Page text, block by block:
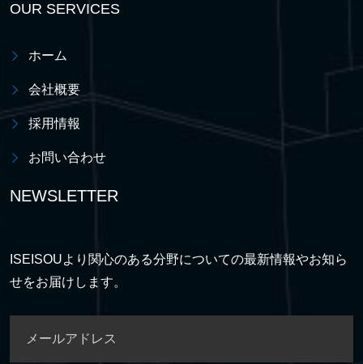
OUR SERVICES
ホーム
会社概要
採用情報
お問い合わせ
NEWSLETTER
ISEISOUより関心のある分野についての最新情報やお知ら
せをお届けします。